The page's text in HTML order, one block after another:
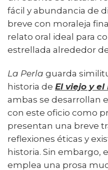
fácil y abundancia de
breve con moraleja
relato oral ideal para
estrellada alrededor
La Perla guarda
historia de El viejo y el
ambas se desarrollan
con este oficio como
presentan una breve
reflexiones éticas y
historia. Sin embargo,
emplea una prosa